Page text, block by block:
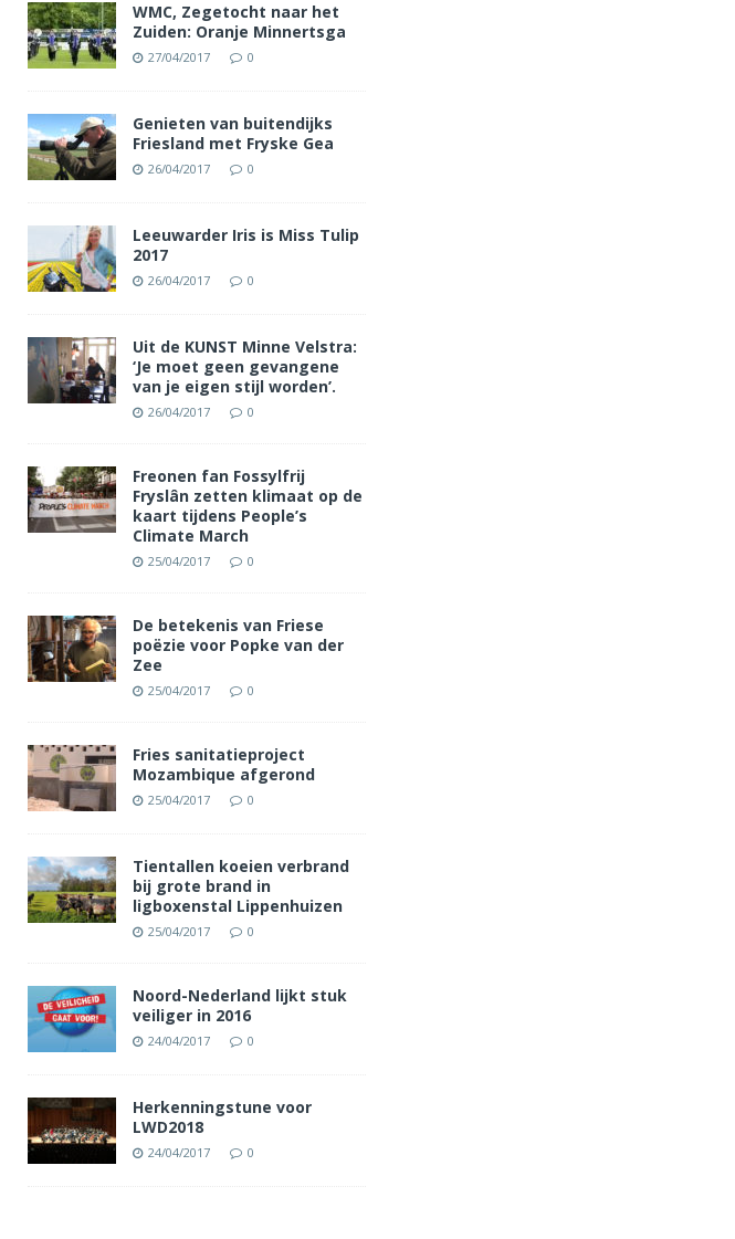
WMC, Zegetocht naar het
Zuiden: Oranje Minnertsga
27/04/2017 0
Genieten van buitendijks
Friesland met Fryske Gea
26/04/2017 0
Leeuwarder Iris is Miss Tulip
2017
26/04/2017 0
Uit de KUNST Minne Velstra:
‘Je moet geen gevangene
van je eigen stijl worden’.
26/04/2017 0
Freonen fan Fossylfrij
Fryslân zetten klimaat op de
kaart tijdens People’s
Climate March
25/04/2017 0
De betekenis van Friese
poëzie voor Popke van der
Zee
25/04/2017 0
Fries sanitatieproject
Mozambique afgerond
25/04/2017 0
Tientallen koeien verbrand
bij grote brand in
ligboxenstal Lippenhuizen
25/04/2017 0
Noord-Nederland lijkt stuk
veiliger in 2016
24/04/2017 0
Herkenningstune voor
LWD2018
24/04/2017 0